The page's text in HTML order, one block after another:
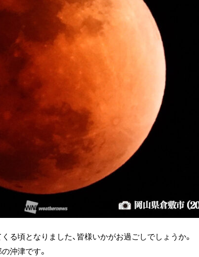
る頃となりました、皆様いかがお過ごしでしょうか。
沖津です。